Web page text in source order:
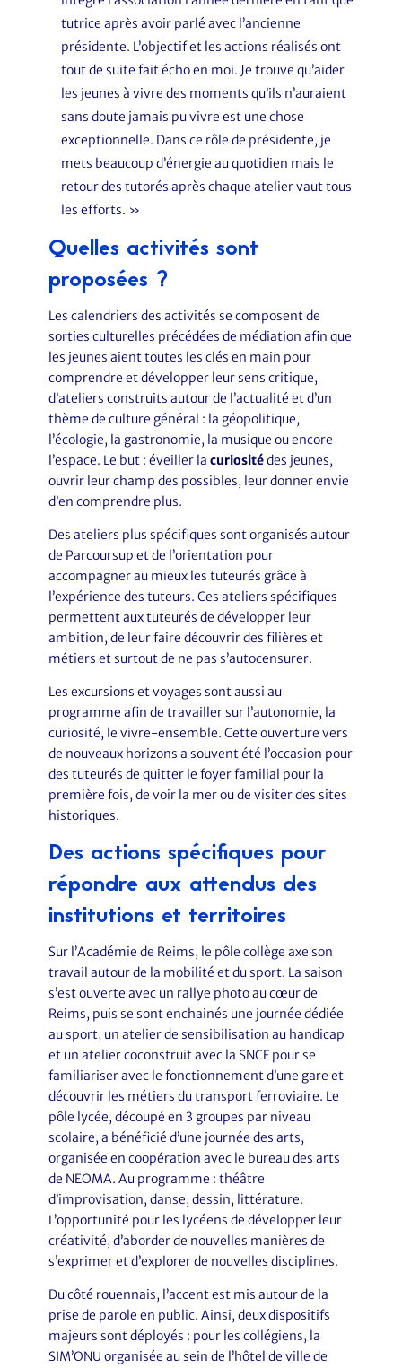
tutrice après avoir parlé avec l’ancienne
présidente. L’objectif et les actions réalisés ont
tout de suite fait écho en moi. Je trouve qu’aider
les jeunes à vivre des moments qu’ils n’auraient
sans doute jamais pu vivre est une chose
exceptionnelle. Dans ce rôle de présidente, je
mets beaucoup d’énergie au quotidien mais le
retour des tutorés après chaque atelier vaut tous
les efforts. »
Quelles activités sont
proposées ?
Les calendriers des activités se composent de
sorties culturelles précédées de médiation afin que
les jeunes aient toutes les clés en main pour
comprendre et développer leur sens critique,
d’ateliers construits autour de l’actualité et d’un
thème de culture général : la géopolitique,
l’écologie, la gastronomie, la musique ou encore
l’espace. Le but : éveiller la curiositédes jeunes,
ouvrir leur champ des possibles, leur donner envie
d’en comprendre plus.
Des ateliers plus spécifiques sont organisés autour
de Parcoursup et de l’orientation pour
accompagner au mieux les tuteurés grâce à
l’expérience des tuteurs. Ces ateliers spécifiques
permettent aux tuteurés de développer leur
ambition, de leur faire découvrir des filières et
métiers et surtout de ne pas s’autocensurer.
Les excursions et voyages sont aussi au
programme afin de travailler sur l’autonomie, la
curiosité, le vivre-ensemble. Cette ouverture vers
de nouveaux horizons a souvent été l’occasion pour
des tuteurés de quitter le foyer familial pour la
première fois, de voir la mer ou de visiter des sites
historiques.
Des actions spécifiques pour
répondre aux attendus des
institutions et territoires
Sur l’Académie de Reims, le pôle collège axe son
travail autour de la mobilité et du sport. La saison
s’est ouverte avec un rallye photo au cœur de
Reims, puis se sont enchainés une journée dédiée
au sport, un atelier de sensibilisation au handicap
et un atelier coconstruit avec la SNCF pour se
familiariser avec le fonctionnement d’une gare et
découvrir les métiers du transport ferroviaire. Le
pôle lycée, découpé en 3 groupes par niveau
scolaire, a bénéficié d’une journée des arts,
organisée en coopération avec le bureau des arts
de NEOMA. Au programme : théâtre
d’improvisation, danse, dessin, littérature.
L’opportunité pour les lycéens de développer leur
créativité, d’aborder de nouvelles manières de
s’exprimer et d’explorer de nouvelles disciplines.
Du côté rouennais, l’accent est mis autour de la
prise de parole en public. Ainsi, deux dispositifs
majeurs sont déployés : pour les collégiens, la
SIM’ONU organisée au sein de l’hôtel de ville de